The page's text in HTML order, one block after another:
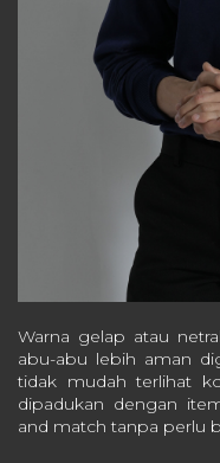
Warna gelap atau
abu-abu lebih aman
tidak mudah terlihat
dipadukan dengan
and match tanpa perlu